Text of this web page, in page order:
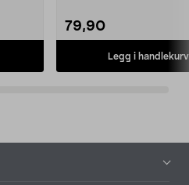
79,90
Legg i handlekurv